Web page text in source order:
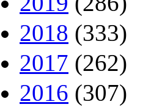
2018 (333)
2017 (262)
2016 (307)